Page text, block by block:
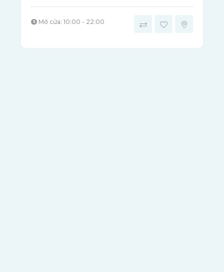
Mở cửa: 10:00 - 22:00